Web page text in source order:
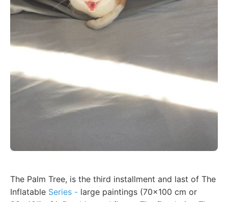
The Palm Tree, is the third installment and last of The
Inflatable Series - large paintings (70x100 cm or